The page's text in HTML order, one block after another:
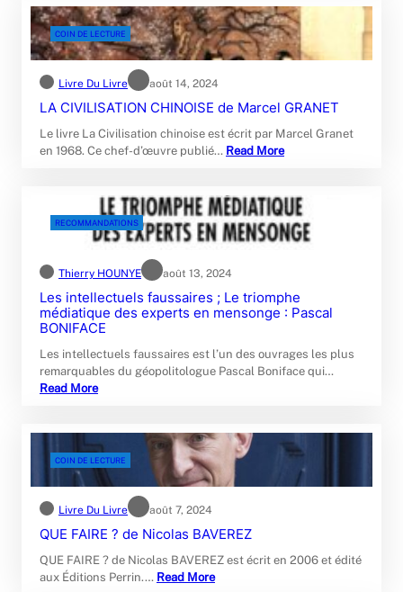
COIN DE LECTURE
Livre Du Livre août 14, 2024
LA CIVILISATION CHINOISE de Marcel GRANET
Le livre La Civilisation chinoise est écrit par Marcel Granet
en 1968. Ce chef-d’œuvre publié… Read More
RECOMMANDATIONS
Thierry HOUNYE août 13, 2024
Les intellectuels faussaires ; Le triomphe
médiatique des experts en mensonge : Pascal
BONIFACE
Les intellectuels faussaires est l’un des ouvrages les plus
remarquables du géopolitologue Pascal Boniface qui…
Read More
COIN DE LECTURE
Livre Du Livre août 7, 2024
QUE FAIRE ? de Nicolas BAVEREZ
QUE FAIRE ? de Nicolas BAVEREZ est écrit en 2006 et édité
aux Éditions Perrin.… Read More